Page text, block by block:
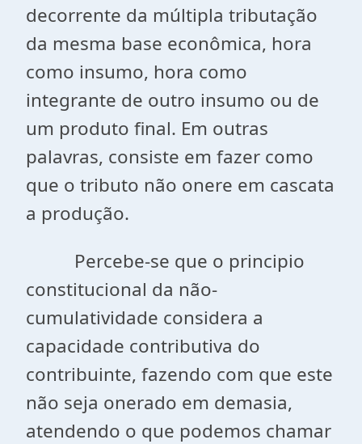
decorrente da múltipla tributação
da mesma base econômica, hora
como insumo, hora como
integrante de outro insumo ou de
um produto final. Em outras
palavras, consiste em fazer como
que o tributo não onere em cascata
a produção.
Percebe-se que o principio
constitucional da não-
cumulatividade considera a
capacidade contributiva do
contribuinte, fazendo com que este
não seja onerado em demasia,
atendendo o que podemos chamar